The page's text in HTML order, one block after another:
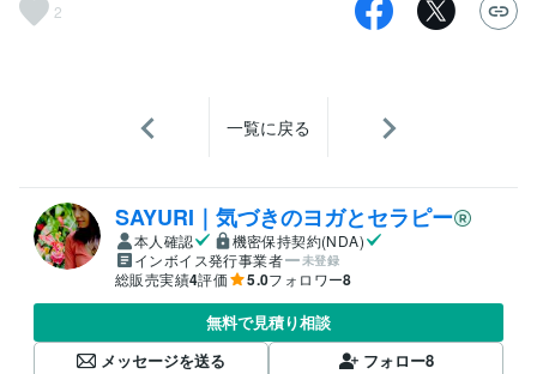
2
一覧に戻る
SAYURI｜気づきのヨガとセラピー
本人確認
機密保持契約(NDA)
インボイス発行事業者
未登録
総販売実績4評価 5.0フォロワー8
無料で見積り相談
メッセージを送る
フォロー8